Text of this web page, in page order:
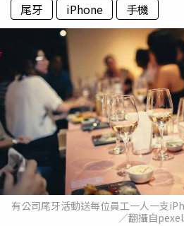
尾牙 iPhone 手機
有公司尾牙活動送每位員工一人一支
／翻攝自